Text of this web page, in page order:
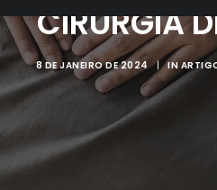
CIRURGIA
8 DE JANEIRO DE 2024 | IN